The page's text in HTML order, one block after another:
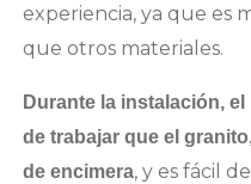
experiencia, ya que es
que otros materiales.
Durante la instalación,
de trabajar que el
de encimera, y es fácil